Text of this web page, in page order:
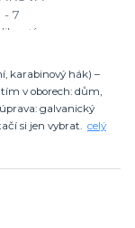
karabinový hák) –
v oborech: dům,
galvanický
si jen vybrat. celý